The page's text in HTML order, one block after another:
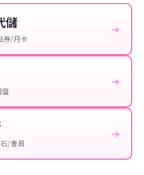
儲
券/月卡
➔
➔
/會員
➔